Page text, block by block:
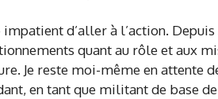
d’aller à l’action.
quant au rôle et aux
Je reste moi-même en attente
en tant que militant de base